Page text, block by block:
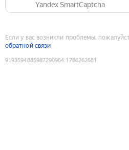
Yandex SmartCaptcha
Если у вас возникли проблемы,
обратной связи
9193594885987290964:1786262681